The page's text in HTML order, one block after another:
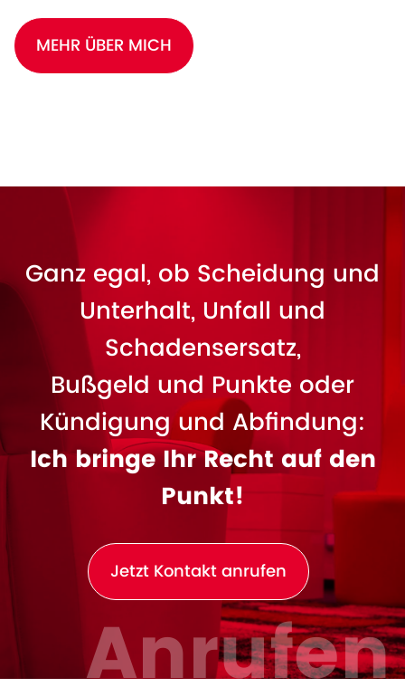
MEHR ÜBER MICH
Ganz egal, ob Scheidung und
Unterhalt, Unfall und
Schadensersatz,
Bußgeld und Punkte oder
Kündigung und Abfindung:
Ich bringe Ihr Recht auf den
Punkt!
Jetzt Kontakt anrufen
Anrufen